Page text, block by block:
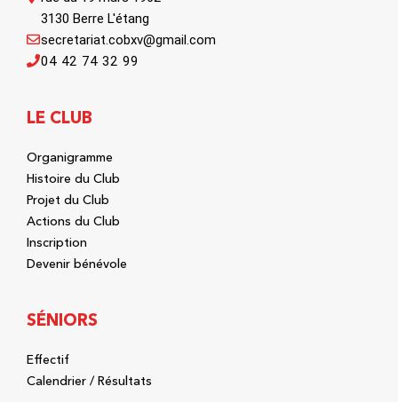
3130 Berre L'étang
04 42 74 32 99
secretariat.cobxv@gmail.com
LE CLUB
Organigramme
Histoire du Club
Projet du Club
Actions du Club
Inscription
Devenir bénévole
SÉNIORS
Effectif
Calendrier / Résultats